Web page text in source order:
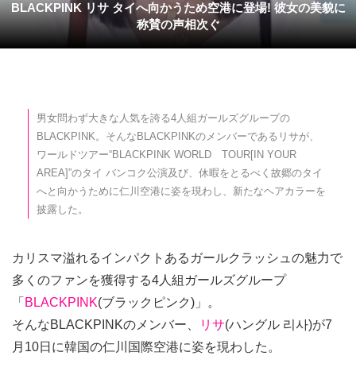
BLACKPINK リサ タイへ向かうため空港に登場! 彼女の美貌に
称賛の声相次ぐ
男女問わず大きな人気を誇る4人組ガールズグループの
BLACKPINK。そんなBLACKPINKのメンバーであるリサが、
ワールドツアー“BLACKPINK WORLD TOUR[IN YOUR
AREA]”のタイ バンコク公演及び、休暇をとるべく故郷のタイ
へと向かうために仁川空港に姿を現わし、新たなヘアカラーを
披露した。
カリスマ溢れるインパクトあるガールクラッシュの魅力で
多くのファンを獲得する4人組ガールズグループ
「 BLACKPINK(ブラックピンク)」。
そんなBLACKPINKのメンバー、
リサ(ハングル 리사)が7
月10日に韓国の仁川国際空港に姿を現わした。